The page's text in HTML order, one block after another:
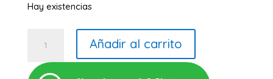
Hay existencias
Cameo
Añadir al carrito